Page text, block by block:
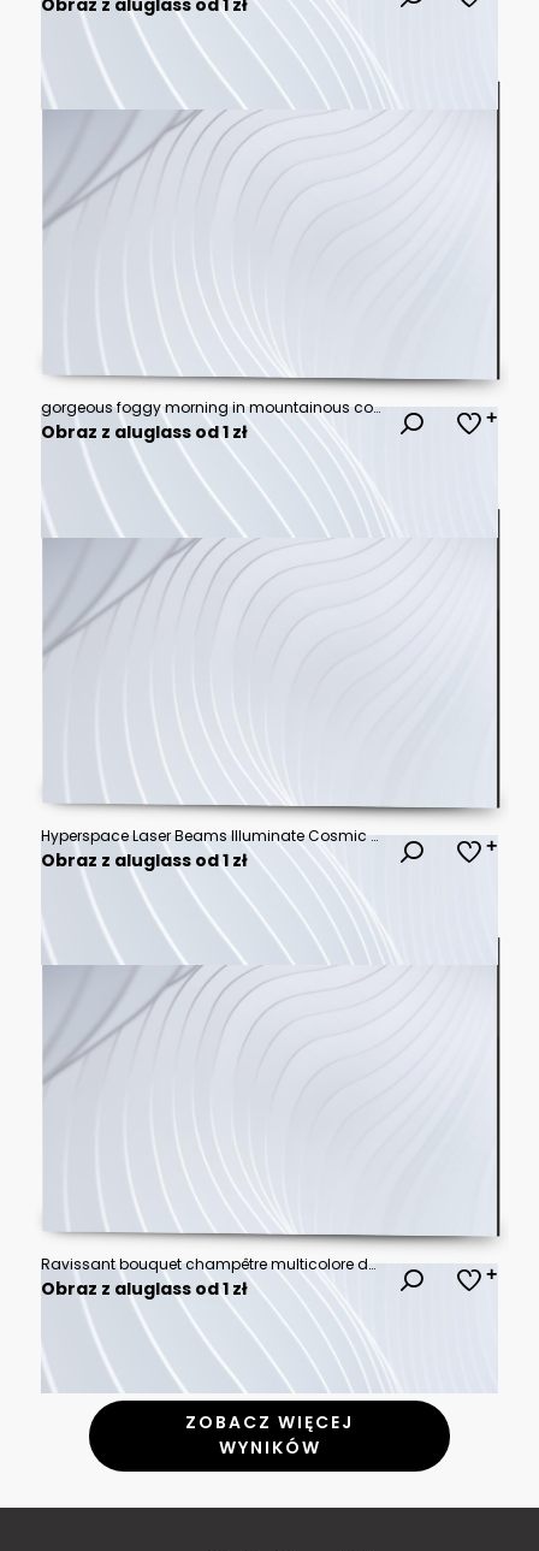
gorgeous foggy morning in mountainous countryside. beautiful landscape with path near the wooden fence and trees with yellow foliage on hillsides in late autumn
Obraz z aluglass od 1 zł
Hyperspace Laser Beams Illuminate Cosmic Fireworks Display
Obraz z aluglass od 1 zł
Ravissant bouquet champêtre multicolore de marguerites jaunes et oranges, fleurs violettes et lavande sur tissu blanc, composition florale naturelle et éclatante d'été
Obraz z aluglass od 1 zł
ZOBACZ WIĘCEJ
WYNIKÓW